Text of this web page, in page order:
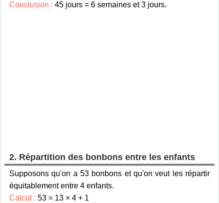
Conclusion : 45 jours = 6 semaines et 3 jours.
2. Répartition des bonbons entre les enfants
Supposons qu'on a 53 bonbons et qu'on veut les répartir
équitablement entre 4 enfants.
Calcul : 53 = 13 × 4 + 1